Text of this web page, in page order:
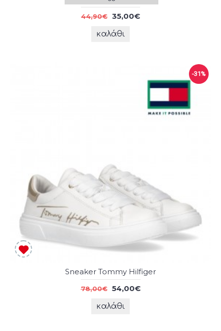
44,90€ 35,00€
καλάθι
-31%
Sneaker Tommy Hilfiger
78,00€ 54,00€
καλάθι